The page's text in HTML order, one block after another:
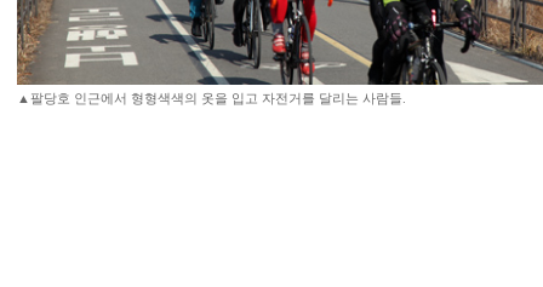
▲팔당호 인근에서 형형색색의 옷을 입고 자전거를 달리는 사람들.